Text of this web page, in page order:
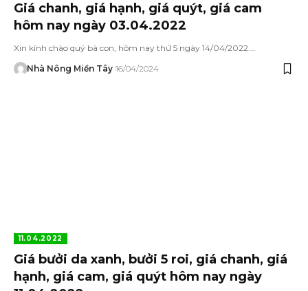
Giá chanh, giá hạnh, giá quýt, giá cam
hôm nay ngày 03.04.2022
Xin kính chào quý bà con, hôm nay thứ 5 ngày 14/04/2022.…
Nhà Nông Miền Tây 16/04/2024
11.04.2022
Giá bưởi da xanh, bưởi 5 roi, giá chanh, giá
hạnh, giá cam, giá quýt hôm nay ngày